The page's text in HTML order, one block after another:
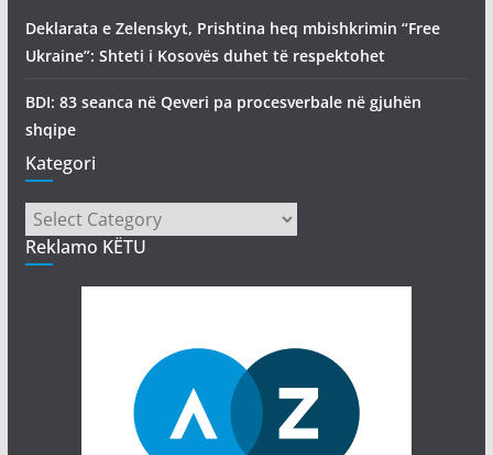
Deklarata e Zelenskyt, Prishtina heq mbishkrimin “Free
Ukraine”: Shteti i Kosovës duhet të respektohet
BDI: 83 seanca në Qeveri pa procesverbale në gjuhën
shqipe
Kategori
Kategori
Reklamo KËTU